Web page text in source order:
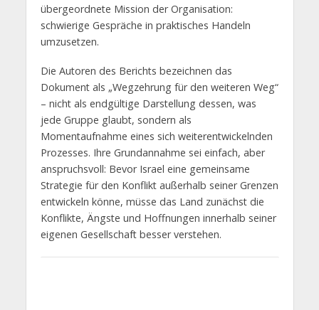
übergeordnete Mission der Organisation:
schwierige Gespräche in praktisches Handeln
umzusetzen.
Die Autoren des Berichts bezeichnen das
Dokument als „Wegzehrung für den weiteren Weg“
– nicht als endgültige Darstellung dessen, was
jede Gruppe glaubt, sondern als
Momentaufnahme eines sich weiterentwickelnden
Prozesses. Ihre Grundannahme sei einfach, aber
anspruchsvoll: Bevor Israel eine gemeinsame
Strategie für den Konflikt außerhalb seiner Grenzen
entwickeln könne, müsse das Land zunächst die
Konflikte, Ängste und Hoffnungen innerhalb seiner
eigenen Gesellschaft besser verstehen.